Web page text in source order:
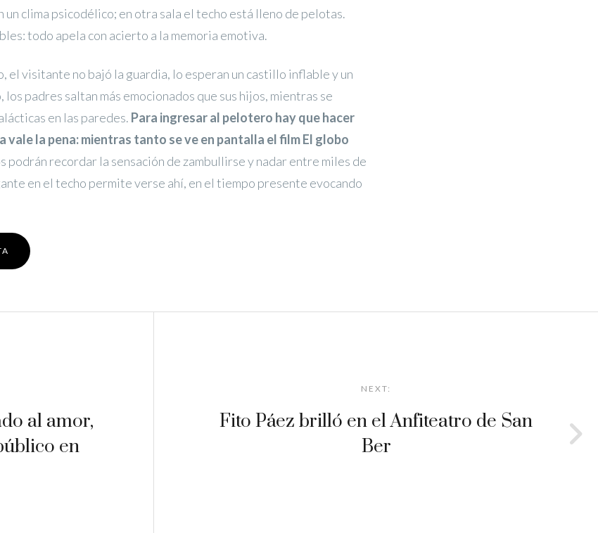
un clima psicodélico; en otra sala el techo está lleno de pelotas.
todo apela con acierto a la memoria emotiva.
el visitante no bajó la guardia, lo esperan un castillo inflable y un
padres saltan más emocionados que sus hijos, mientras se
en las paredes. Para ingresar al pelotero hay que hacer
vale la pena: mientras tanto se ve en pantalla el film El globo
podrán recordar la sensación de zambullirse y nadar entre miles de
en el techo permite verse ahí, en el tiempo presente evocando
al amor,
en
NEXT:
Fito Páez brilló en el Anfiteatro de San
Ber